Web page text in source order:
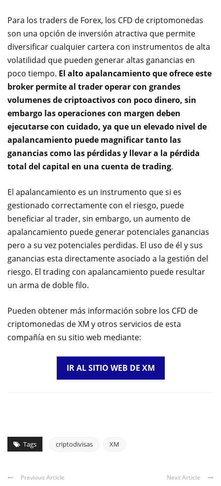
Para los traders de Forex, los CFD de criptomonedas
son una opción de inversión atractiva que permite
diversificar cualquier cartera con instrumentos de alta
volatilidad que pueden generar altas ganancias en
poco tiempo. El alto apalancamiento que ofrece este
broker permite al trader operar con grandes
volumenes de criptoactivos con poco dinero, sin
embargo las operaciones con margen deben
ejecutarse con cuidado, ya que un elevado nivel de
apalancamiento puede magnificar tanto las
ganancias como las pérdidas y llevar a la pérdida
total del capital en una cuenta de trading.
El apalancamiento es un instrumento que si es
gestionado correctamente con el riesgo, puede
beneficiar al trader, sin embargo, un aumento de
apalancamiento puede generar potenciales ganancias
pero a su vez potenciales perdidas. El uso de él y sus
ganancias esta directamente asociado a la gestión del
riesgo. El trading con apalancamiento puede resultar
un arma de doble filo.
Pueden obtener más información sobre los CFD de
criptomonedas de XM y otros servicios de esta
compañía en su sitio web mediante:
IR AL SITIO WEB DE XM
Tags criptodivisas XM
Previous Article Next Article